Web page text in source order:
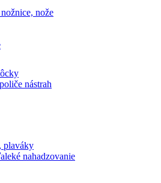
nože
nástrah
plaváky
nahadzovanie